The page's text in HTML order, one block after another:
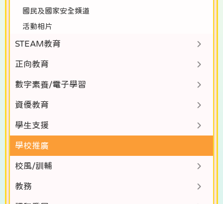
國民及國家安全頻道
活動相片
STEAM教育
正向教育
數字素養/電子學習
資優教育
學生支援
學校推廣
校風/訓輔
教務